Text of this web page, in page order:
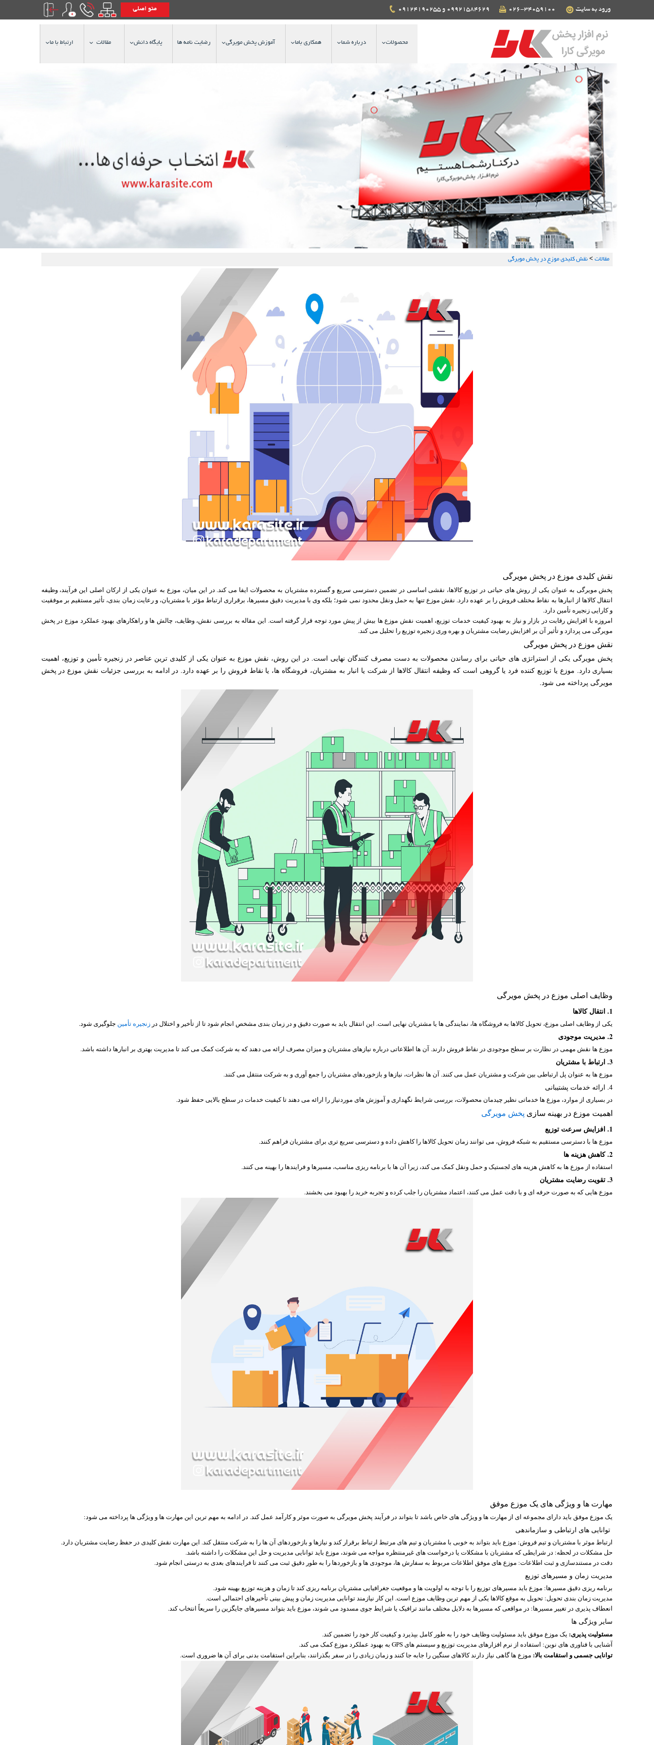
منو اصلی ورود به سایت
محصولات درباره شما همکاری باما آموزش پخش مویرگی رضایت نامه ها پایگاه دانش مقالات ارتباط با ما
مقالات> نقش کلیدی موزع در پخش مویرگی
نقش کلیدی موزع در پخش مویرگی
پخش مویرگی به عنوان یکی از روش های حیاتی در توزیع کالاها، نقشی اساسی در تضمین دسترسی سریع و گسترده مشتریان به محصولات ایفا می کند. در این میان، موزع به عنوان یکی از ارکان اصلی این فرآیند، وظیفه
انتقال کالاها از انبارها به نقاط مختلف فروش را بر عهده دارد. نقش موزع تنها به حمل ونقل محدود نمی شود؛ بلکه وی با مدیریت دقیق مسیرها، برقراری ارتباط مؤثر با مشتریان، و رعایت زمان بندی، تأثیر مستقیم بر موفقیت
و کارایی زنجیره تأمین دارد.
امروزه با افزایش رقابت در بازار و نیاز به بهبود کیفیت خدمات توزیع، اهمیت نقش موزع ها بیش از پیش مورد توجه قرار گرفته است. این مقاله به بررسی نقش، وظایف، چالش ها و راهکارهای بهبود عملکرد موزع در پخش
مویرگی می پردازد و تأثیر آن بر افزایش رضایت مشتریان و بهره وری زنجیره توزیع را تحلیل می کند.
نقش موزع در پخش مویرگی
پخش مویرگی یکی از استراتژی های حیاتی برای رساندن محصولات به دست مصرف کنندگان نهایی است. در این روش، نقش موزع به عنوان یکی از کلیدی ترین عناصر در زنجیره تأمین و توزیع، اهمیت
بسیاری دارد. موزع یا توزیع کننده فرد یا گروهی است که وظیفه انتقال کالاها از شرکت یا انبار به مشتریان، فروشگاه ها، یا نقاط فروش را بر عهده دارد. در ادامه به بررسی جزئیات نقش موزع در پخش
مویرگی پرداخته می شود.
وظایف اصلی موزع در پخش مویرگی
1. انتقال کالاها
یکی از وظایف اصلی موزع، تحویل کالاها به فروشگاه ها، نمایندگی ها یا مشتریان نهایی است. این انتقال باید به صورت دقیق و در زمان بندی مشخص انجام شود تا از تأخیر و اختلال در زنجیره تأمین جلوگیری شود.
2. مدیریت موجودی
موزع ها نقش مهمی در نظارت بر سطح موجودی در نقاط فروش دارند. آن ها اطلاعاتی درباره نیازهای مشتریان و میزان مصرف ارائه می دهند که به شرکت کمک می کند تا مدیریت بهتری بر انبارها داشته باشد.
3. ارتباط با مشتریان
موزع ها به عنوان پل ارتباطی بین شرکت و مشتریان عمل می کنند. آن ها نظرات، نیازها و بازخوردهای مشتریان را جمع آوری و به شرکت منتقل می کنند.
4. ارائه خدمات پشتیبانی
در بسیاری از موارد، موزع ها خدماتی نظیر چیدمان محصولات، بررسی شرایط نگهداری و آموزش های موردنیاز را ارائه می دهند تا کیفیت خدمات در سطح بالایی حفظ شود.
اهمیت موزع در بهینه سازی پخش مویرگی
1. افزایش سرعت توزیع
موزع ها با دسترسی مستقیم به شبکه فروش، می توانند زمان تحویل کالاها را کاهش داده و دسترسی سریع تری برای مشتریان فراهم کنند.
2. کاهش هزینه ها
استفاده از موزع ها به کاهش هزینه های لجستیک و حمل ونقل کمک می کند، زیرا آن ها با برنامه ریزی مناسب، مسیرها و فرایندها را بهینه می کنند.
3. تقویت رضایت مشتریان
موزع هایی که به صورت حرفه ای و با دقت عمل می کنند، اعتماد مشتریان را جلب کرده و تجربه خرید را بهبود می بخشند.
مهارت ها و ویژگی های یک موزع موفق
یک موزع موفق باید دارای مجموعه ای از مهارت ها و ویژگی های خاص باشد تا بتواند در فرآیند پخش مویرگی به صورت موثر و کارآمد عمل کند. در ادامه به مهم ترین این مهارت ها و ویژگی ها پرداخته می شود:
توانایی های ارتباطی و سازماندهی
ارتباط موثر با مشتریان و تیم فروش: موزع باید بتواند به خوبی با مشتریان و تیم های مرتبط ارتباط برقرار کند و نیازها و بازخوردهای آن ها را به شرکت منتقل کند. این مهارت نقش کلیدی در حفظ رضایت مشتریان دارد.
حل مشکلات در لحظه: در شرایطی که مشتریان با مشکلات یا درخواست های غیرمنتظره مواجه می شوند، موزع باید توانایی مدیریت و حل این مشکلات را داشته باشد.
دقت در مستندسازی و ثبت اطلاعات: موزع های موفق اطلاعات مربوط به سفارش ها، موجودی ها و بازخوردها را به طور دقیق ثبت می کنند تا فرایندهای بعدی به درستی انجام شود.
مدیریت زمان و مسیرهای توزیع
برنامه ریزی دقیق مسیرها: موزع باید مسیرهای توزیع را با توجه به اولویت ها و موقعیت جغرافیایی مشتریان برنامه ریزی کند تا زمان و هزینه توزیع بهینه شود.
مدیریت زمان بندی تحویل: تحویل به موقع کالاها یکی از مهم ترین وظایف موزع است. این کار نیازمند توانایی مدیریت زمان و پیش بینی تأخیرهای احتمالی است.
انعطاف پذیری در تغییر مسیرها: در مواقعی که مسیرها به دلایل مختلف مانند ترافیک یا شرایط جوی مسدود می شوند، موزع باید بتواند مسیرهای جایگزین را سریعاً انتخاب کند.
سایر ویژگی ها
مسئولیت پذیری: یک موزع موفق باید مسئولیت وظایف خود را به طور کامل بپذیرد و کیفیت کار خود را تضمین کند.
آشنایی با فناوری های نوین: استفاده از نرم افزارهای مدیریت توزیع و سیستم های GPS به بهبود عملکرد موزع کمک می کند.
توانایی جسمی و استقامت بالا: موزع ها گاهی نیاز دارند کالاهای سنگین را جابه جا کنند و زمان زیادی را در سفر بگذرانند، بنابراین استقامت بدنی برای آن ها ضروری است.